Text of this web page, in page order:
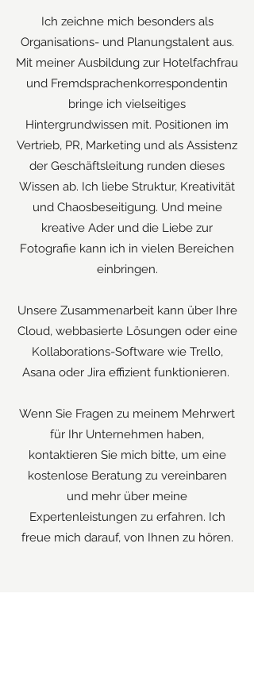
Ich zeichne mich besonders als
Organisations- und Planungstalent aus.
Mit meiner Ausbildung zur Hotelfachfrau
und Fremdsprachenkorrespondentin
bringe ich vielseitiges
Hintergrundwissen mit. Positionen im
Vertrieb, PR, Marketing und als Assistenz
der Geschäftsleitung runden dieses
Wissen ab. Ich liebe Struktur, Kreativität
und Chaosbeseitigung. Und meine
kreative Ader und die Liebe zur
Fotografie kann ich in vielen Bereichen
einbringen.
Unsere Zusammenarbeit kann über Ihre
Cloud, webbasierte Lösungen oder eine
Kollaborations-Software wie Trello,
Asana oder Jira effizient funktionieren.
Wenn Sie Fragen zu meinem Mehrwert
für Ihr Unternehmen haben,
kontaktieren Sie mich bitte, um eine
kostenlose Beratung zu vereinbaren
und mehr über meine
Expertenleistungen zu erfahren. Ich
freue mich darauf, von Ihnen zu hören.